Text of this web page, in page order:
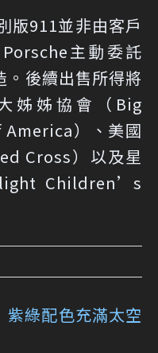
版911並非由客戶
主動委託
後續出售所得將
姊姊協會（Big
）、美國
Cross）以及星
Children’s
紫綠配色充滿太空